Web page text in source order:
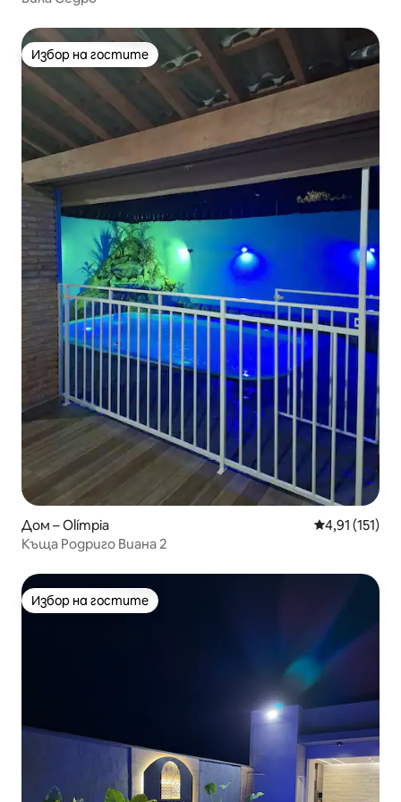
Избор на гостите
Избор на гостите
Дом – Olímpia Средна
4,91 (151)
Къща Родриго Виана 2
Избор на гостите
Избор на гостите